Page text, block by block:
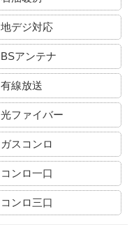
地デジ対応
BSアンテナ
有線放送
光ファイバー
ガスコンロ
コンロ一口
コンロ三口